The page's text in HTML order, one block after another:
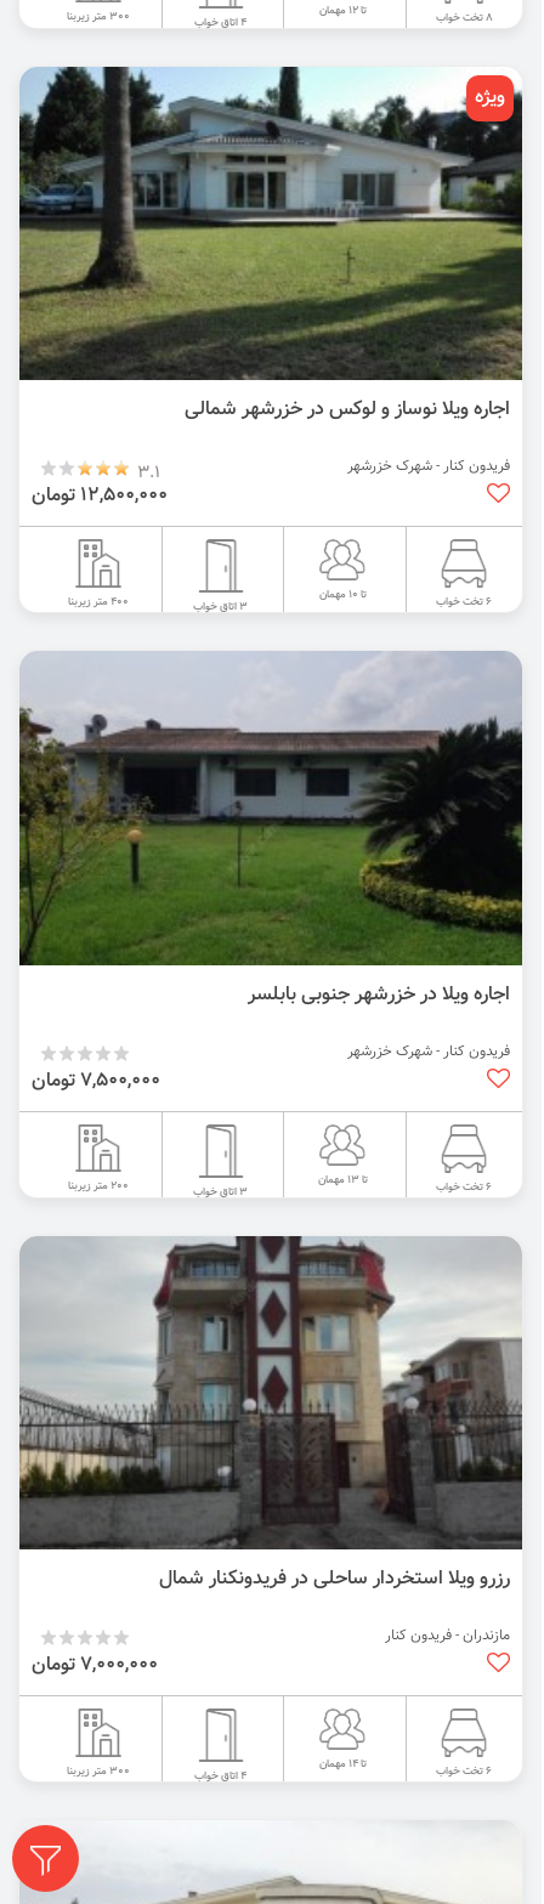
8 تخت خواب تا 12 مهمان
4 اتاق خواب 300 متر زیربنا
ویژه
اجاره ویلا نوساز و لوکس در خزرشهر شمالی
فریدون کنار - شهرک خزرشهر 3.1
12,500,000 تومان
6 تخت خواب تا 10 مهمان
3 اتاق خواب 400 متر زیربنا
اجاره ویلا در خزرشهر جنوبی بابلسر
فریدون کنار - شهرک خزرشهر
7,500,000 تومان
6 تخت خواب تا 13 مهمان
3 اتاق خواب 200 متر زیربنا
رزرو ویلا استخردار ساحلی در فریدونکنار شمال
مازندران - فریدون کنار
7,000,000 تومان
6 تخت خواب تا 14 مهمان
4 اتاق خواب 300 متر زیربنا